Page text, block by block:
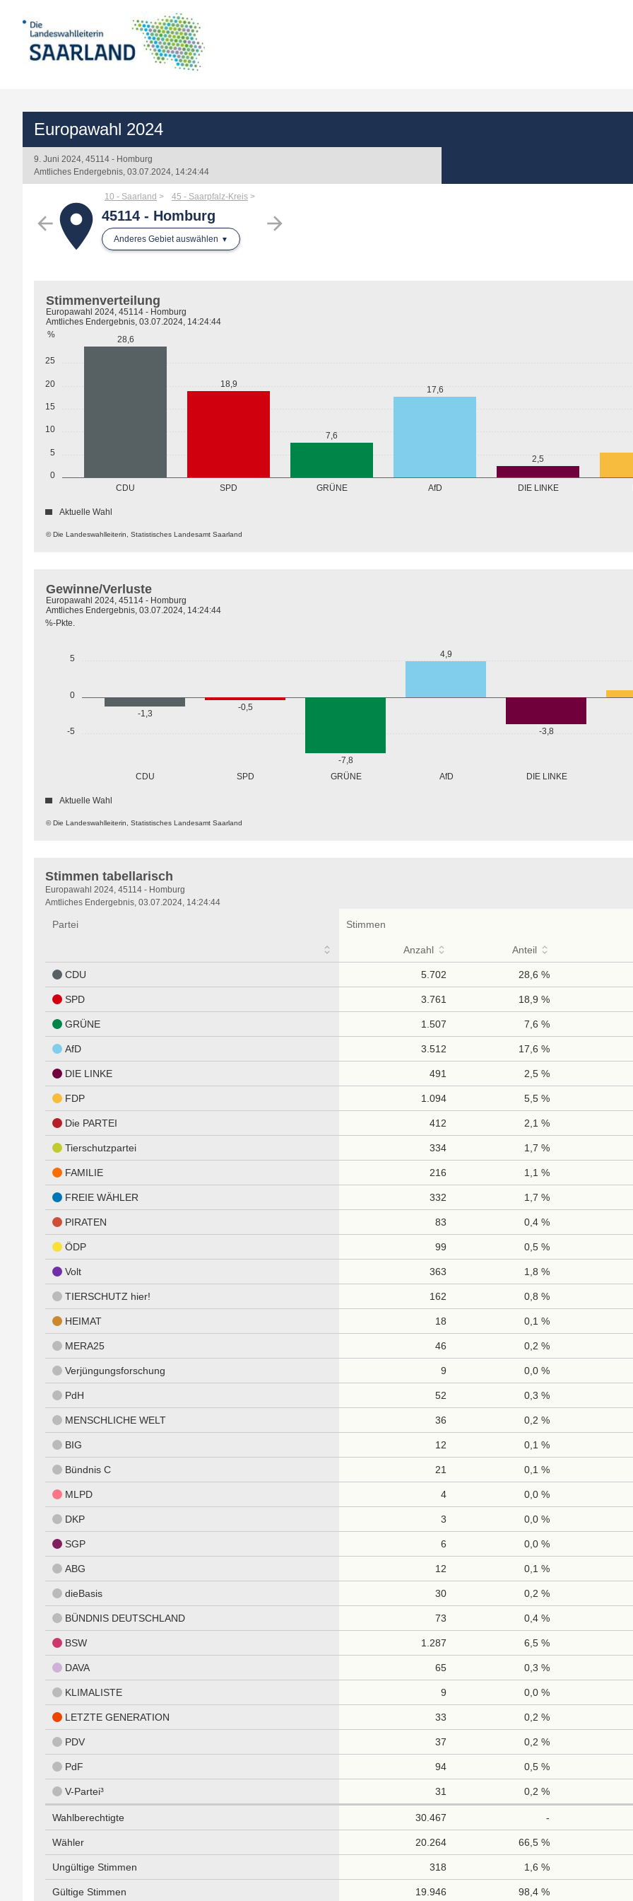
Europawahl 2024
9. Juni 2024, 45114 - Homburg
Amtliches Endergebnis, 03.07.2024, 14:24:44
arrow_back arrow_forward
place
10 - Saarland 45 - Saarpfalz-Kreis
45114 - Homburg
Anderes Gebiet auswählen
0
5
10
15
20
25
%
CDU SPD GRÜNE AfD DIE LINKE
28,6
18,9
7,6
17,6
2,5
© Die Landeswahlleiterin, Statistisches Landesamt Saarland
Stimmenverteilung
Europawahl 2024, 45114 - Homburg
Amtliches Endergebnis, 03.07.2024, 14:24:44
Aktuelle Wahl
-5
0
5
%-Pkte.
CDU SPD GRÜNE AfD DIE LINKE
-1,3
-0,5
-7,8
4,9
-3,8
© Die Landeswahlleiterin, Statistisches Landesamt Saarland
Gewinne/Verluste
Europawahl 2024, 45114 - Homburg
Amtliches Endergebnis, 03.07.2024, 14:24:44
Aktuelle Wahl
Stimmen tabellarisch
Stimmen
tabellarisch
Europawahl 2024, 45114 - Homburg
Amtliches Endergebnis, 03.07.2024, 14:24:44
Partei Stimmen
Anzahl Anteil
CDU 5.702 28,6 %
SPD 3.761 18,9 %
GRÜNE 1.507 7,6 %
AfD 3.512 17,6 %
DIE LINKE 491 2,5 %
FDP 1.094 5,5 %
Die PARTEI 412 2,1 %
Tierschutzpartei 334 1,7 %
FAMILIE 216 1,1 %
FREIE WÄHLER 332 1,7 %
PIRATEN 83 0,4 %
ÖDP 99 0,5 %
Volt 363 1,8 %
TIERSCHUTZ hier! 162 0,8 %
HEIMAT 18 0,1 %
MERA25 46 0,2 %
Verjüngungsforschung 9 0,0 %
PdH 52 0,3 %
MENSCHLICHE WELT 36 0,2 %
BIG 12 0,1 %
Bündnis C 21 0,1 %
MLPD 4 0,0 %
DKP 3 0,0 %
SGP 6 0,0 %
ABG 12 0,1 %
dieBasis 30 0,2 %
BÜNDNIS DEUTSCHLAND 73 0,4 %
BSW 1.287 6,5 %
DAVA 65 0,3 %
KLIMALISTE 9 0,0 %
LETZTE GENERATION 33 0,2 %
PDV 37 0,2 %
PdF 94 0,5 %
V-Partei³ 31 0,2 %
Wahlberechtigte 30.467 -
Wähler 20.264 66,5 %
Ungültige Stimmen 318 1,6 %
Gültige Stimmen 19.946 98,4 %